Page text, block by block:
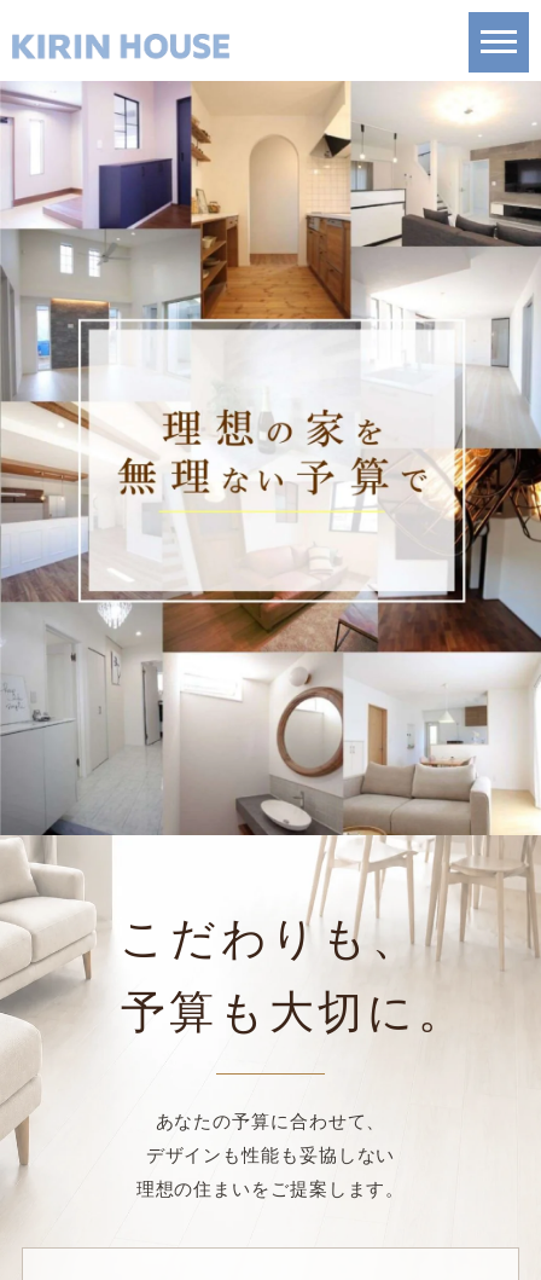
こだわりも、
予算も大切に。
あなたの予算に合わせて、
デザインも性能も妥協しない
理想の住まいをご提案します。